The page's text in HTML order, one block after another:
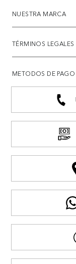
NUESTRA MARCA
TÉRMINOS LEGALES
METODOS DE PAGO